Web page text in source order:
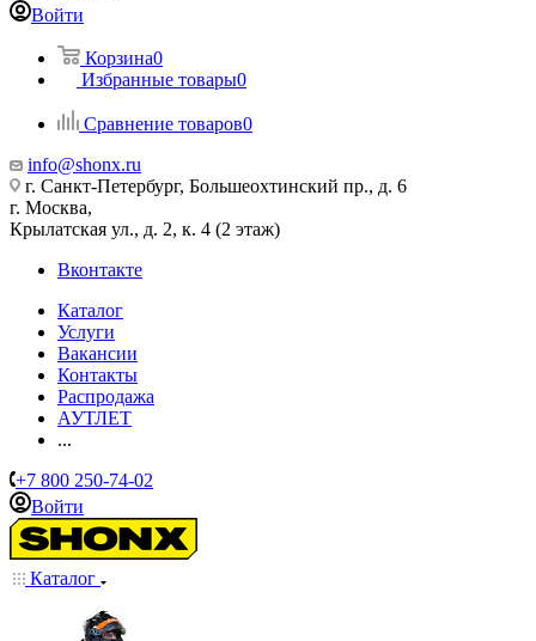
Войти
Корзина0
Избранные товары0
Сравнение товаров0
info@shonx.ru
г. Санкт-Петербург, Большеохтинский пр., д. 6
г. Москва,
Крылатская ул., д. 2, к. 4 (2 этаж)
Вконтакте
Каталог
Услуги
Вакансии
Контакты
Распродажа
АУТЛЕТ
...
+7 800 250-74-02
Войти
Каталог